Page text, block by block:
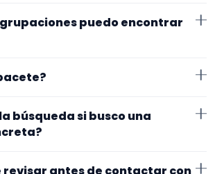
puedo encontrar
que trabajan para bautizos.
selección está más afinada hacia
comparar repertorio, tamaño de
antes de decidir.
Algunos son de la zona y otros
posibles gastos.
búsqueda si busco una
revisar antes de contactar con